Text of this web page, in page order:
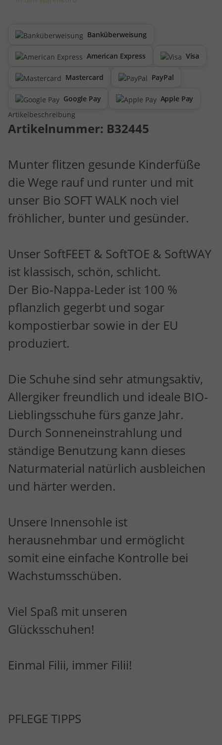
Banküberweisung
American Express Visa
Mastercard PayPal
Google Pay
Apple Pay
Artikelbeschreibung
Artikelnummer: B32445
Munter flitzen gesunde Kinderfüße
die Wege rauf und runter und mit
unser Bio SOFT WALK noch viel
fröhlicher, bunter und gesünder.
Unser SoftFEET & SoftTOE & SoftWAY
ist klassisch, schön, schlicht.
Der Bio-Nappa-Leder ist 100 %
pflanzlich gegerbt und sogar
kompostierbar sowie in der EU
produziert.
Die Schuhe sind sehr atmungsaktiv,
Allergiker freundlich und ideale BIO-
Lieblingsschuhe fürs ganze Jahr.
Durch Sonneneinstrahlung und
ständige Benutzung kann dieses
Naturmaterial natürlich ausbleichen
und härter werden.
Unsere Innensohle ist
herausnehmbar und ermöglicht
somit eine einfache Kontrolle bei
Wachstumsschüben.
Viel Spaß mit unseren
Glücksschuhen!
Einmal Filii, immer Filii!
PFLEGE TIPPS